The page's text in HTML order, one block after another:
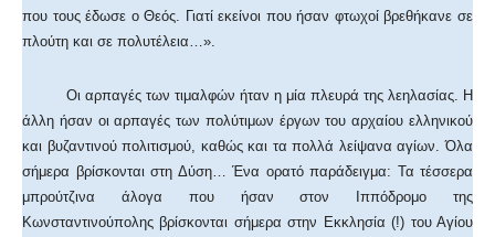
που τους έδωσε ο Θεός. Γιατί εκείνοι που ήσαν φτωχοί βρεθήκανε σε
πλούτη και σε πολυτέλεια…».
Οι αρπαγές των τιμαλφών ήταν η μία πλευρά της λεηλασίας. Η
άλλη ήσαν οι αρπαγές των πολύτιμων έργων του αρχαίου ελληνικού
και βυζαντινού πολιτισμού, καθώς και τα πολλά λείψανα αγίων. Όλα
σήμερα βρίσκονται στη Δύση… Ένα ορατό παράδειγμα: Τα τέσσερα
μπρούτζινα άλογα που ήσαν στον Ιππόδρομο της
Κωνσταντινούπολης βρίσκονται σήμερα στην Εκκλησία (!) του Αγίου